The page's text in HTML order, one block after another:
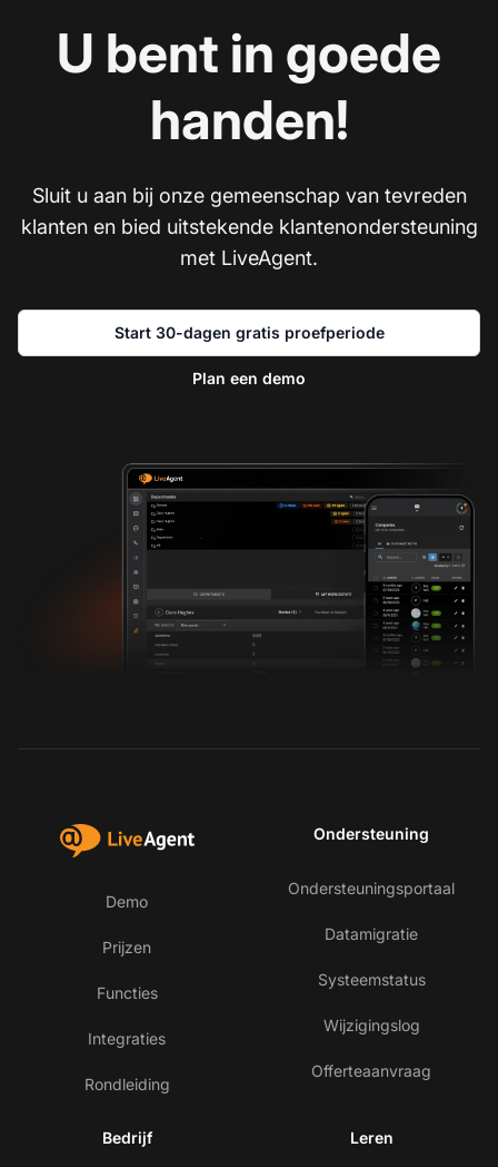
U bent in goede
handen!
Sluit u aan bij onze gemeenschap van tevreden
klanten en bied uitstekende klantenondersteuning
met LiveAgent.
Start 30-dagen gratis proefperiode
Plan een demo
Demo
Prijzen
Functies
Integraties
Rondleiding
Ondersteuning
Ondersteuningsportaal
Datamigratie
Systeemstatus
Wijzigingslog
Offerteaanvraag
Bedrijf Leren